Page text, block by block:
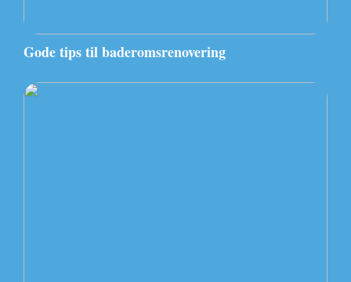
Gode tips til baderomsrenovering